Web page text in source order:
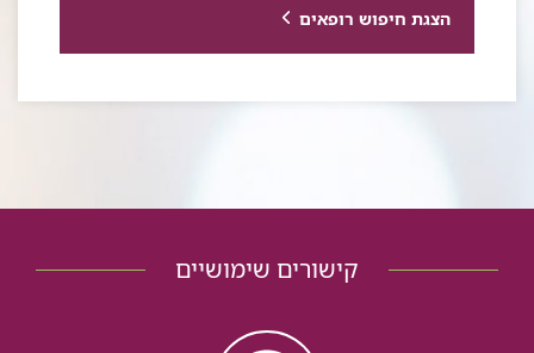
הצגת חיפוש רופאים
קישורים שימושיים